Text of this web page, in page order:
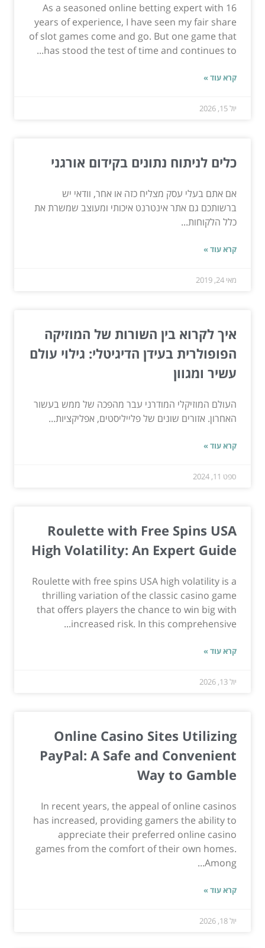
As a seasoned online betting expert with 16
years of experience, I have seen my fair share
of slot games come and go. But one game that
has stood the test of time and continues to...
קרא עוד »
יול 15, 2026
כלים לניתוח נתונים בקידום אורגני
אם אתם בעלי עסק מצליח כזה או אחר, וודאי יש
ברשותכם גם אתר אינטרנט איכותי ומעוצב שמשרת את
כלל הלקוחות...
קרא עוד »
מאי 24, 2019
איך לקרוא בין השורות של המוזיקה
הפופולרית בעידן הדיגיטלי: גילוי עולם
עשיר ומגוון
העולם המוזיקלי המודרני עבר מהפכה של ממש בעשור
האחרון. אזורים שונים של פלייליסטים, אפליקציות...
קרא עוד »
ספט 11, 2024
Roulette with Free Spins USA
High Volatility: An Expert Guide
Roulette with free spins USA high volatility is a
thrilling variation of the classic casino game
that offers players the chance to win big with
increased risk. In this comprehensive...
קרא עוד »
יול 13, 2026
Online Casino Sites Utilizing
PayPal: A Safe and Convenient
Way to Gamble
In recent years, the appeal of online casinos
has increased, providing gamers the ability to
appreciate their preferred online casino
games from the comfort of their own homes.
Among...
קרא עוד »
יול 18, 2026